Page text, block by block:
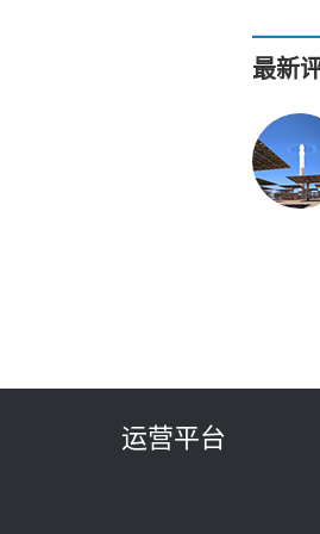
最新
运营平台